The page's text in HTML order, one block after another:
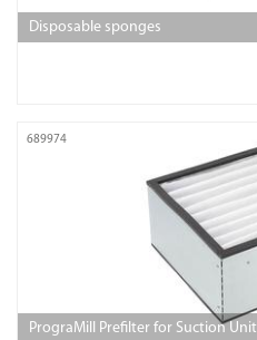
Disposable sponges
689974
PrograMill Prefilter for Suction Unit